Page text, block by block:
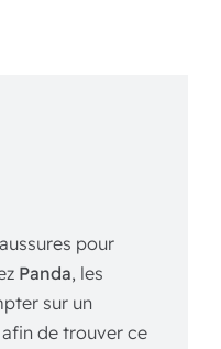
pour
Panda, les
sur un
de trouver ce